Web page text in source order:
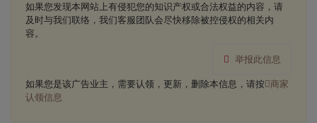
如果您发现本网站上有侵犯您的知识产权或合法权益的内容，请
及时与我们联络，我们客服团队会尽快移除被控侵权的相关内
容。
举报此信息
如果您是该广告业主，需要认领，更新，删除本信息，请按 商家
认领信息